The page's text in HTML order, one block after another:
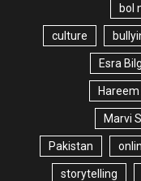
bol
culture
Esra
Marvi
Pakistan
storytelling